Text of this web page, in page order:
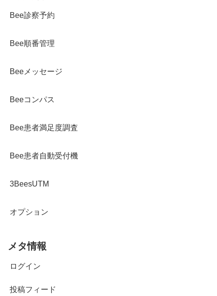
Bee診察予約
Bee順番管理
Beeメッセージ
Beeコンパス
Bee患者満足度調査
Bee患者自動受付機
3BeesUTM
オプション
メタ情報
ログイン
投稿フィード